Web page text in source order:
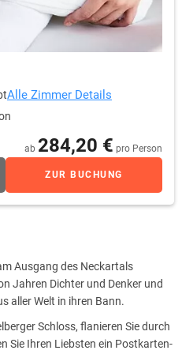
Alle Zimmer Details
ab 284,20 € pro Person
ZUR BUCHUNG
Ausgang des Neckartals
Jahren Dichter und Denker und
aller Welt in ihren Bann.
Schloss, flanieren Sie durch
Sie Ihren Liebsten ein Postkarten-